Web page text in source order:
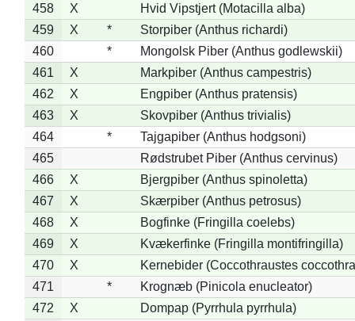
458
X
Hvid Vipstjert (Motacilla alba)
459
X *
Storpiber (Anthus richardi)
460
*
Mongolsk Piber (Anthus godlewskii)
461
X
Markpiber (Anthus campestris)
462
X
Engpiber (Anthus pratensis)
463
X
Skovpiber (Anthus trivialis)
464
*
Tajgapiber (Anthus hodgsoni)
465
Rødstrubet Piber (Anthus cervinus)
466
X
Bjergpiber (Anthus spinoletta)
467
X
Skærpiber (Anthus petrosus)
468
X
Bogfinke (Fringilla coelebs)
469
X
Kvækerfinke (Fringilla montifringilla)
470
X
Kernebider (Coccothraustes
471
*
Krognæb (Pinicola enucleator)
472
X
Dompap (Pyrrhula pyrrhula)